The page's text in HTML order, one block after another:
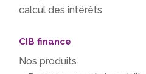
calcul des intérêts
CIB finance
Nos produits